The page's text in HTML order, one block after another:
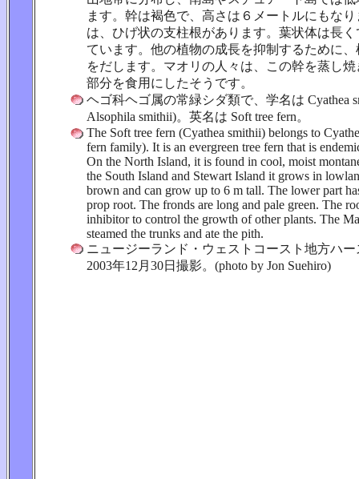
ます。幹は褐色で、高さは６メートルにもな
は、ひげ状の支柱根があります。葉状体は長
ています。他の植物の成長を抑制するために
をだします。マオリの人々は、この幹を蒸し
部分を食用にしたそうです。
ヘゴ科ヘゴ属の常緑シダ類で、学名は Cyathea
Alsophila smithii)。英名は Soft tree fern。
The Soft tree fern (Cyathea smithii) belongs to
fern family). It is an evergreen tree fern that is
On the North Island, it is found in cool, moist
the South Island and Stewart Island it grows in
brown and can grow up to 6 m tall. The lower part
prop root. The fronds are long and pale green. The
inhibitor to control the growth of other plants. The
steamed the trunks and ate the pith.
ニュージーランド・ウェストコースト地方ハ
2003年12月30日撮影。(photo by Jon Suehiro)